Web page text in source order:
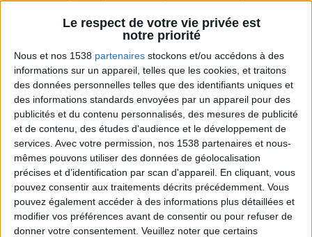
Le respect de votre vie privée est
notre priorité
Nous et nos 1538 partenaires stockons et/ou accédons à des
informations sur un appareil, telles que les cookies, et traitons
des données personnelles telles que des identifiants uniques et
des informations standards envoyées par un appareil pour des
publicités et du contenu personnalisés, des mesures de publicité
et de contenu, des études d'audience et le développement de
services. Avec votre permission, nos 1538 partenaires et nous-
mêmes pouvons utiliser des données de géolocalisation
précises et d’identification par scan d'appareil. En cliquant, vous
pouvez consentir aux traitements décrits précédemment. Vous
pouvez également accéder à des informations plus détaillées et
modifier vos préférences avant de consentir ou pour refuser de
donner votre consentement. Veuillez noter que certains
16:52 Les lentilles dois-je les compter comme
protéines et féculents ?
19:18 L'eau gazeuse Sodastream ?
20:17 Pourquoi les cœurs de palmier sont limité
140 g ?
Combien de kilos souhaitez-vous perdre ?
Moins de
5 kilos
De 5 à 10
kilos
Plus de
10 kilos